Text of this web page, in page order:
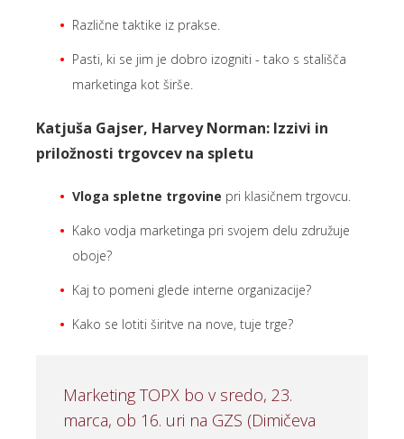
Različne taktike iz prakse.
Pasti, ki se jim je dobro izogniti - tako s stališča
marketinga kot širše.
Katjuša Gajser, Harvey Norman: Izzivi in
priložnosti trgovcev na spletu
Vloga spletne trgovine pri klasičnem trgovcu.
Kako vodja marketinga pri svojem delu združuje
oboje?
Kaj to pomeni glede interne organizacije?
Kako se lotiti širitve na nove, tuje trge?
Marketing TOPX bo v sredo, 23.
marca, ob 16. uri na GZS (Dimičeva